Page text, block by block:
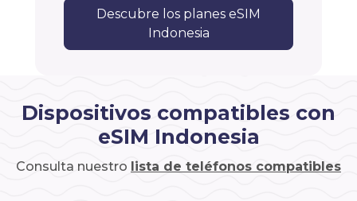
Descubre los planes eSIM
Indonesia
Dispositivos compatibles con
eSIM Indonesia
Consulta nuestro lista de teléfonos compatibles